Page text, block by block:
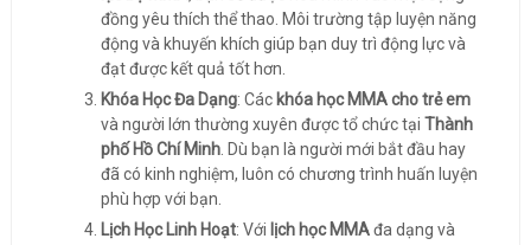
đồng yêu thích thể thao. Môi trường tập luyện năng
động và khuyến khích giúp bạn duy trì động lực và
đạt được kết quả tốt hơn.
Khóa Học Đa Dạng: Các khóa học MMA cho trẻ em
và người lớn thường xuyên được tổ chức tại Thành
phố Hồ Chí Minh. Dù bạn là người mới bắt đầu hay
đã có kinh nghiệm, luôn có chương trình huấn luyện
phù hợp với bạn.
Lịch Học Linh Hoạt: Với lịch học MMAđa dạng và